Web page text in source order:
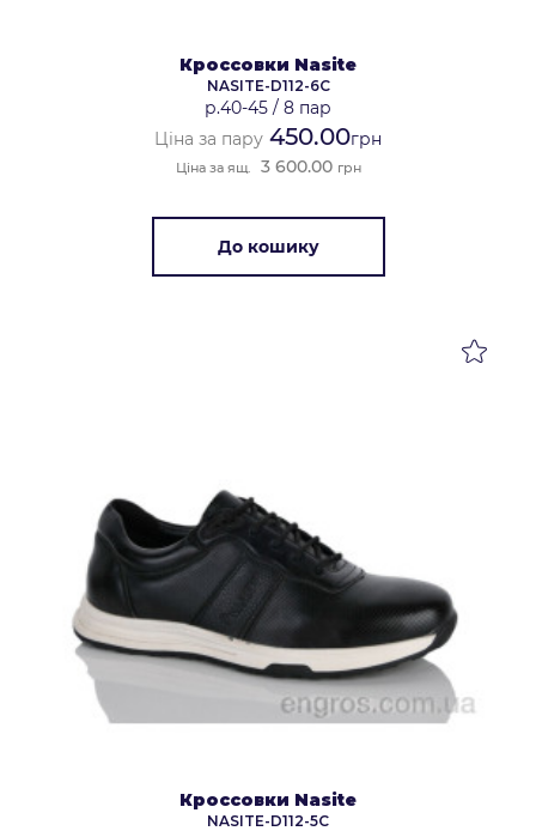
Кроссовки Nasite
NASITE-D112-6C
р.40-45 / 8 пар
Ціна за пару 450.00грн
Ціна за ящ. 3 600.00 грн
До кошику
Кроссовки Nasite
NASITE-D112-5C